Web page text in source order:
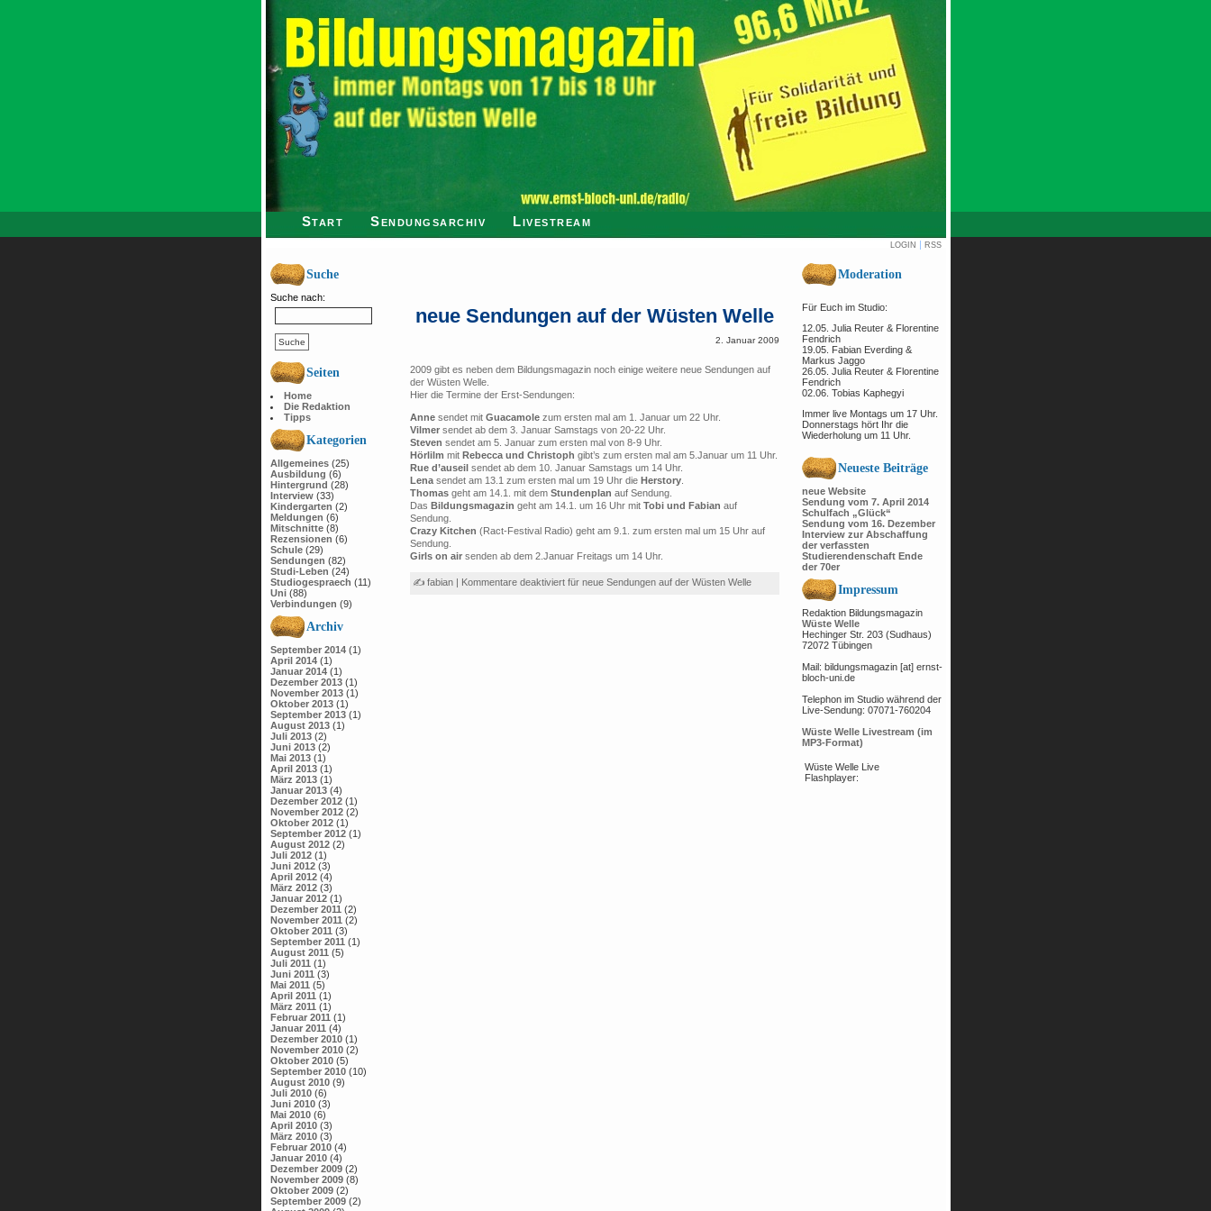
Start Sendungsarchiv Livestream
LOGIN | RSS
Suche
Suche nach:
Seiten
Home
Die Redaktion
Tipps
Kategorien
Allgemeines(25)
Ausbildung (6)
Hintergrund (28)
Interview(33)
Kindergarten (2)
Meldungen (6)
Mitschnitte(8)
Rezensionen (6)
Schule(29)
Sendungen (82)
Studi-Leben (24)
Studiogespraech (11)
Uni(88)
Verbindungen (9)
Archiv
September 2014(1)
April 2014(1)
Januar 2014(1)
Dezember 2013(1)
November 2013(1)
Oktober 2013(1)
September 2013(1)
August 2013(1)
Juli 2013(2)
Juni 2013(2)
Mai 2013(1)
April 2013(1)
März 2013(1)
Januar 2013(4)
Dezember 2012(1)
November 2012(2)
Oktober 2012(1)
September 2012(1)
August 2012(2)
Juli 2012(1)
Juni 2012(3)
April 2012(4)
März 2012(3)
Januar 2012(1)
Dezember 2011 (2)
November 2011 (2)
Oktober 2011 (3)
September 2011 (1)
August 2011 (5)
Juli 2011 (1)
Juni 2011 (3)
Mai 2011 (5)
April 2011 (1)
März 2011 (1)
Februar 2011 (1)
Januar 2011 (4)
Dezember 2010(1)
November 2010(2)
Oktober 2010(5)
September 2010(10)
August 2010(9)
Juli 2010(6)
Juni 2010(3)
Mai 2010(6)
April 2010(3)
März 2010(3)
Februar 2010(4)
Januar 2010(4)
Dezember 2009(2)
November 2009(8)
Oktober 2009(2)
September 2009(2)
neue Sendungen auf der Wüsten Welle
2. Januar 2009
2009 gibt es neben dem Bildungsmagazin noch einige weitere neue Sendungen auf
der Wüsten Welle.
Hier die Termine der Erst-Sendungen:
Annesendet mit Guacamolezum ersten mal am 1. Januar um 22 Uhr.
Vilmersendet ab dem 3. Januar Samstags von 20-22 Uhr.
Steven sendet am 5. Januar zum ersten mal von 8-9 Uhr.
Hörlilm mit Rebecca und Christoph gibt’s zum ersten mal am 5.Januar um 11 Uhr.
Rue d’auseilsendet ab dem 10. Januar Samstags um 14 Uhr.
Lenasendet am 13.1 zum ersten mal um 19 Uhr dieHerstory.
Thomasgeht am 14.1. mit dem Stundenplan auf Sendung.
Das Bildungsmagazin geht am 14.1. um 16 Uhr mitTobi und Fabian auf
Sendung.
Crazy Kitchen (Ract-Festival Radio) geht am 9.1. zum ersten mal um 15 Uhr auf
Sendung.
Girls on air senden ab dem 2.Januar Freitags um 14 Uhr.
✍ fabian | Kommentare deaktiviertfür neue Sendungen auf der Wüsten Welle
Moderation
Für Euch im Studio:
12.05. Julia Reuter & Florentine
Fendrich
19.05. Fabian Everding &
Markus Jaggo
26.05. Julia Reuter & Florentine
Fendrich
02.06. Tobias Kaphegyi
Immer live Montags um 17 Uhr.
Donnerstags hört Ihr die
Wiederholung um 11 Uhr.
Neueste Beiträge
neue Website
Sendung vom 7. April 2014
Schulfach „Glück“
Sendung vom 16. Dezember
Interview zur Abschaffung
der verfassten
Studierendenschaft Ende
der 70er
Impressum
Redaktion Bildungsmagazin
Wüste Welle
Hechinger Str. 203 (Sudhaus)
72072 Tübingen
Mail: bildungsmagazin [at] ernst-
bloch-uni.de
Telephon im Studio während der
Live-Sendung: 07071-760204
Wüste Welle Livestream (im
MP3-Format)
Wüste Welle Live
Flashplayer: